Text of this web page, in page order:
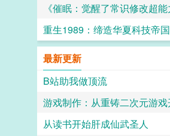
暮色
重生1989：缔造华夏科技帝国
最新更新
B站助我做顶流
游戏制作：从重铸二次元游
从读书开始肝成仙武圣人